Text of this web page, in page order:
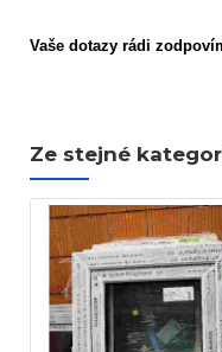
Vaše dotazy rádi
Ze stejné